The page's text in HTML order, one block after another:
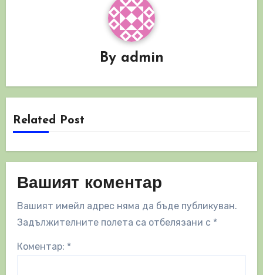
By admin
Related Post
Вашият коментар
Вашият имейл адрес няма да бъде публикуван.
Задължителните полета са отбелязани с *
Коментар: *